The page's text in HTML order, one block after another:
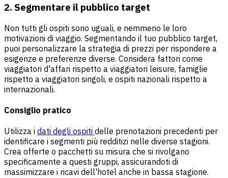
2. Segmentare il pubblico target
Non tutti gli ospiti sono uguali, e nemmeno le loro
motivazioni di viaggio. Segmentando il tuo pubblico target,
puoi personalizzare la strategia di prezzi per rispondere a
esigenze e preferenze diverse. Considera fattori come
viaggiatori d'affari rispetto a viaggiatori leisure, famiglie
rispetto a viaggiatori singoli, e ospiti nazionali rispetto a
internazionali.
Consiglio pratico
Utilizza i dati degli ospiti delle prenotazioni precedenti per
identificare i segmenti più redditizi nelle diverse stagioni.
Crea offerte o pacchetti su misura che si rivolgano
specificamente a questi gruppi, assicurandoti di
massimizzare i ricavi dell'hotel anche in bassa stagione.